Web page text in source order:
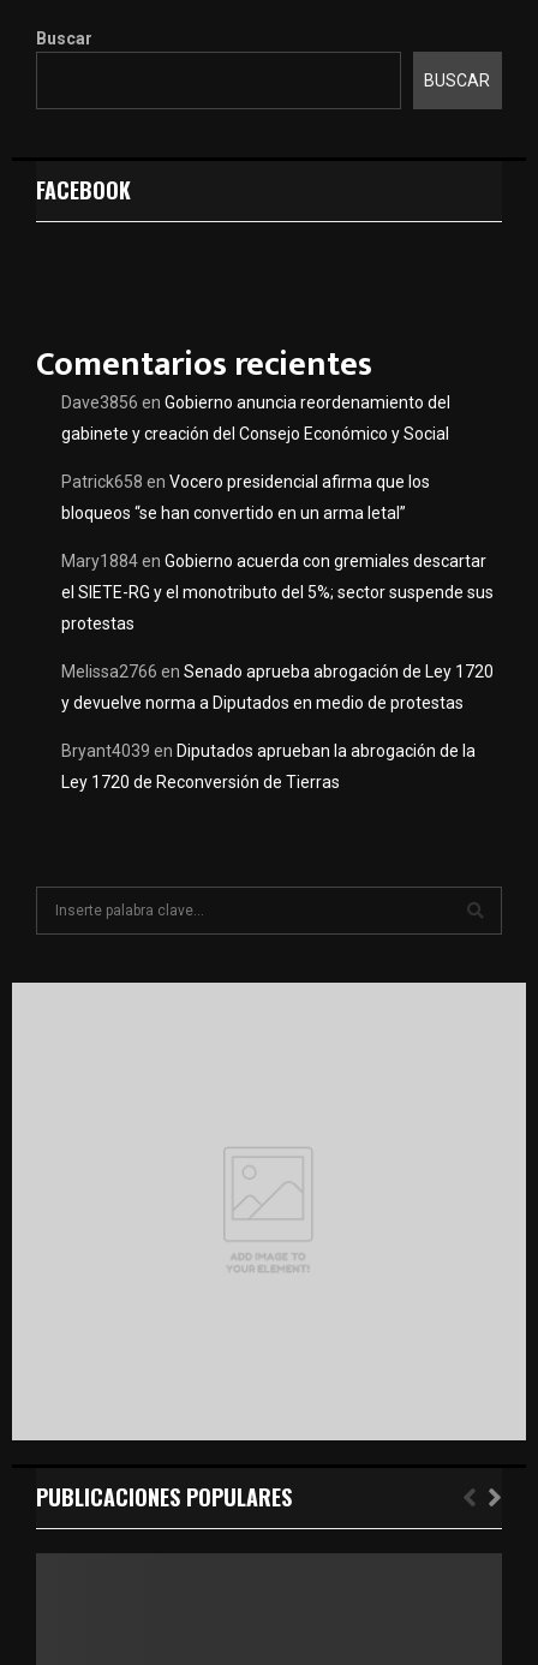
Buscar
BUSCAR
FACEBOOK
Comentarios recientes
Dave3856 en Gobierno anuncia reordenamiento del
gabinete y creación del Consejo Económico y Social
Patrick658 en Vocero presidencial afirma que los
bloqueos “se han convertido en un arma letal”
Mary1884en Gobierno acuerda con gremiales descartar
el SIETE-RG y el monotributo del 5%; sector suspende sus
protestas
Melissa2766 en Senado aprueba abrogación de Ley 1720
y devuelve norma a Diputados en medio de protestas
Bryant4039 en Diputados aprueban la abrogación de la
Ley 1720 de Reconversión de Tierras
PUBLICACIONES POPULARES